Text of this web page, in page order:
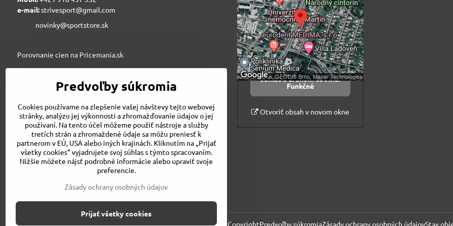
e-mail:strivesport@gmail.com
novinky@sportstore.sk
Porovnanie cien na Pricemania.sk
Sportstore.sk
STRIVE SPORT s.r.o., Jesenského 6, 03601 Martin
043/3240500
strivesport@gmail.com
Porovnanie cien na Pricemania.sk
súkromia
Prajete si načítať externý obsah?
Povoliť tentokrát
Povoliť a zapamätať -
súhlas s druhom cookie:
Funkčné
Otvoriť obsah v novom okne
©2026 CopyrightPredvoľby súkromiaZásady ochrany osobných údajovStav
Predvoľby súkromia
Cookies používame na zlepšenie vašej návštevy tejto webovej
stránky, analýzu jej výkonnosti a zhromažďovanie údajov o jej
používaní. Na tento účel môžeme použiť nástroje a služby
tretích strán a zhromaždené údaje sa môžu preniesť k
partnerom v EÚ, USA alebo iných krajinách. Kliknutím na „Prijať
všetky cookies“ vyjadrujete svoj súhlas s týmto spracovaním.
Nižšie môžete nájsť podrobné informácie alebo upraviť svoje
preferencie.
Zásady ochrany osobných údajov
Prijať všetky cookies